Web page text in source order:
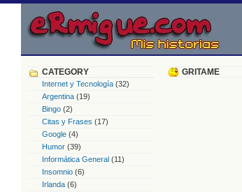
CATEGORY
Internet y Tecnología (32)
Argentina (19)
Bingo (2)
Citas y Frases (17)
Google (4)
Humor (39)
Informática General (11)
Insomnio (6)
Irlanda (6)
GRITAME